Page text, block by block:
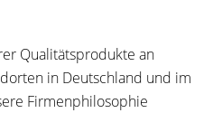
Qualitätsprodukte an
in Deutschland und im
Firmenphilosophie